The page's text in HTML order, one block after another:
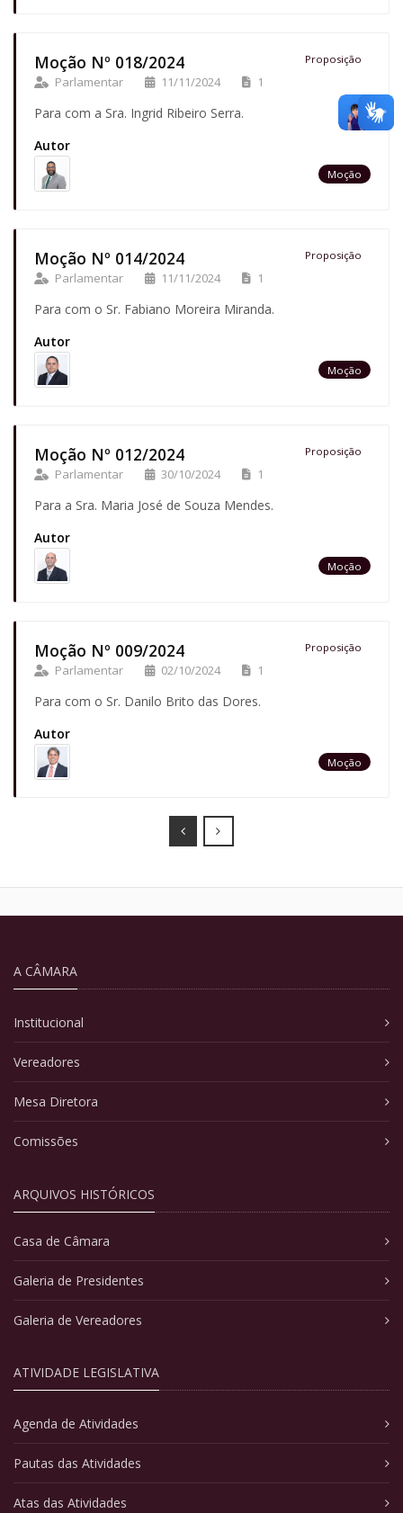
Moção Nº 018/2024 Proposição
Parlamentar 11/11/2024 1
Para com a Sra. Ingrid Ribeiro Serra.
Autor
Moção
Moção Nº 014/2024 Proposição
Parlamentar 11/11/2024 1
Para com o Sr. Fabiano Moreira Miranda.
Autor
Moção
Moção Nº 012/2024 Proposição
Parlamentar 30/10/2024 1
Para a Sra. Maria José de Souza Mendes.
Autor
Moção
Moção Nº 009/2024 Proposição
Parlamentar 02/10/2024 1
Para com o Sr. Danilo Brito das Dores.
Autor
Moção
Prev Next
A CÂMARA
Institucional
Vereadores
Mesa Diretora
Comissões
ARQUIVOS HISTÓRICOS
Casa de Câmara
Galeria de Presidentes
Galeria de Vereadores
ATIVIDADE LEGISLATIVA
Agenda de Atividades
Pautas das Atividades
Atas das Atividades